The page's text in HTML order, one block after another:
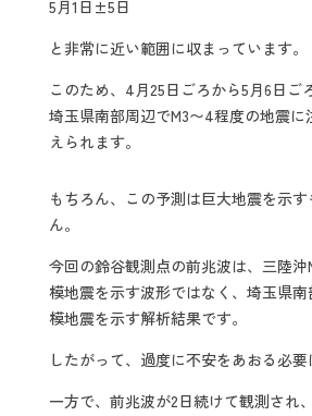
5月1日±5日
と非常に近い範囲に収まっています。
このため、4月25日ごろから5月6日ご
埼玉県南部周辺でM3〜4程度の地震
えられます。
もちろん、この予測は巨大地震を示
ん。
今回の鈴谷観測点の前兆波は、三陸沖
模地震を示す波形ではなく、埼玉県
模地震を示す解析結果です。
したがって、過度に不安をあおる必要
一方で、前兆波が2日続けて観測され